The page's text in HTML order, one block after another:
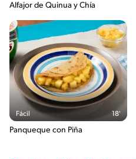
Alfajor de Quinua y Chía
Fácil 18'
Panqueque con Piña